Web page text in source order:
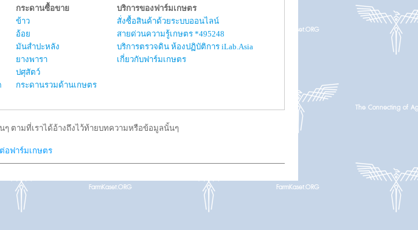
กระดานซื้อขาย
ข้าว
อ้อย
มันสำปะหลัง
ยางพารา
ปศุสัตว์
กระดานรวมด้านเกษตร
บริการของฟาร์มเกษตร
สั่งซื้อสินค้าด้วยระบบออนไลน์
สายด่วนความรู้เกษตร *495248
บริการตรวจดิน ห้องปฏิบัติการ iLab.Asia
เกี่ยวกับฟาร์มเกษตร
ตามที่เราได้อ้างถึงไว้ท้ายบทความหรือข้อมูลนั้นๆ
อฟาร์มเกษตร